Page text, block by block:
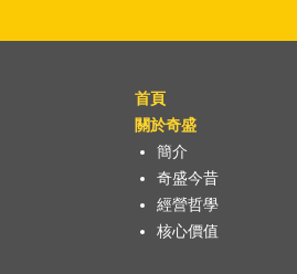
首頁
關於奇盛
簡介
奇盛今昔
經營哲學
核心價值